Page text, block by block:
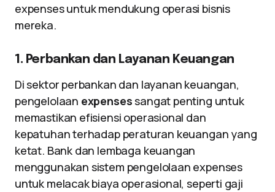
expenses untuk mendukung operasi bisnis
mereka.
1. Perbankan dan Layanan Keuangan
Di sektor perbankan dan layanan keuangan,
pengelolaan expensessangat penting untuk
memastikan efisiensi operasional dan
kepatuhan terhadap peraturan keuangan yang
ketat. Bank dan lembaga keuangan
menggunakan sistem pengelolaan expenses
untuk melacak biaya operasional, seperti gaji